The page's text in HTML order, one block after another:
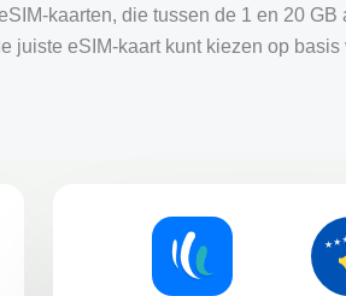
kaarten, die tussen de 1 en 20
juiste eSIM-kaart kunt kiezen op